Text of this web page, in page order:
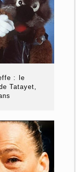
: le
Tatayet,